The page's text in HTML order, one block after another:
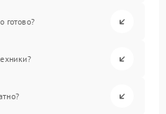
готово?